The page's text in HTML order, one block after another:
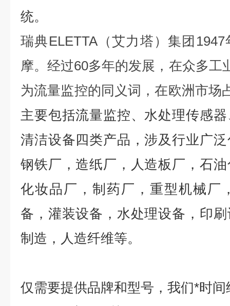
统。
瑞典ELETTA（艾力塔）集团
摩。经过60多年的发展，在众多工
为流量监控的同义词，在欧洲市场
主要包括流量监控、水处理传感
清洁设备四类产品，涉及行业广
钢铁厂，造纸厂，人造板厂，石
化妆品厂，制药厂，重型机械厂
备，灌装设备，水处理设备，印
制造，人造纤维等。
仅需要提供品牌和型号，我们*时